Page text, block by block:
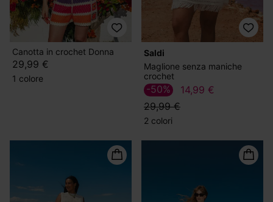
Canotta in crochet Donna
29,99 €
1 colore
Saldi
Maglione senza maniche
crochet
14,99 €
29,99 €
-50%
2 colori